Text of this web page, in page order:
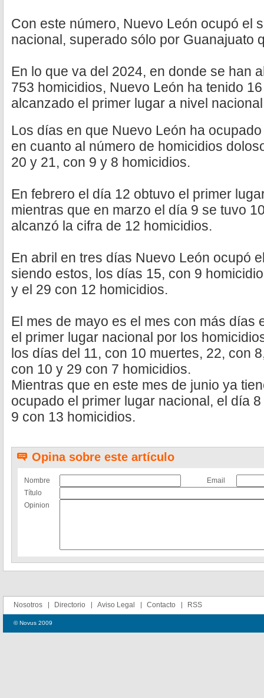
Con este número, Nuevo León ocupó el
nacional, superado sólo por Guanajuato
En lo que va del 2024, en donde se han
753 homicidios, Nuevo León ha tenido
alcanzado el primer lugar a nivel
Los días en que Nuevo León ha
en cuanto al número de homicidios
20 y 21, con 9 y 8 homicidios.
En febrero el día 12 obtuvo el primer
mientras que en marzo el día 9 se tuvo
alcanzó la cifra de 12 homicidios.
En abril en tres días Nuevo León ocupó
siendo estos, los días 15, con 9
y el 29 con 12 homicidios.
El mes de mayo es el mes con más días
el primer lugar nacional por los
los días del 11, con 10 muertes, 22, con
con 10 y 29 con 7 homicidios.
Mientras que en este mes de junio ya
ocupado el primer lugar nacional, el día
9 con 13 homicidios.
Opina sobre este artículo
Nombre
Email
Título
Opinion
Nosotros Directorio Aviso Legal Contacto RSS
© Novus 2009